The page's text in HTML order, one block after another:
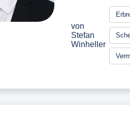
von
Stefan
Winheller